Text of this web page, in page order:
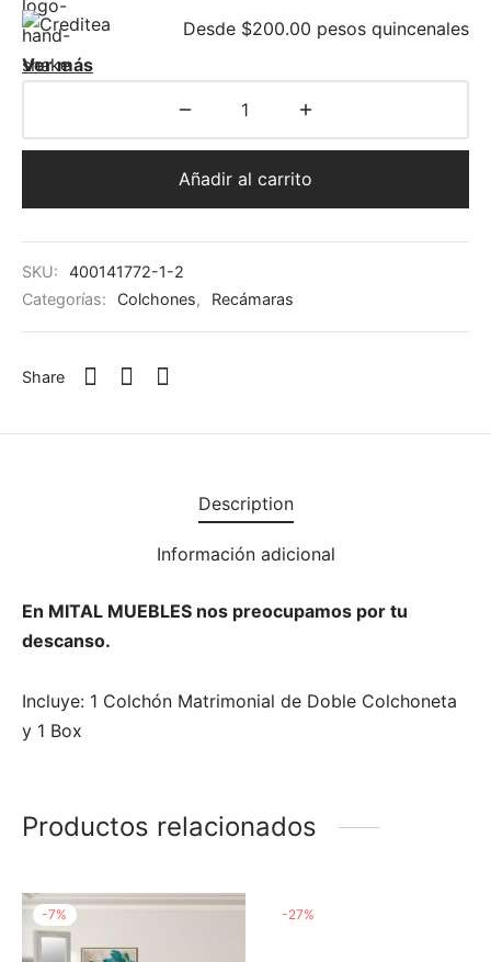
Desde $200.00 pesos quincenales
Ver más
Añadir al carrito
SKU:
400141772-1-2
Categorías:
Colchones, Recámaras
Share
Description
Información adicional
En MITAL MUEBLES nos preocupamos por tu
descanso.
Incluye: 1 Colchón Matrimonial de Doble Colchoneta
y 1 Box
Productos relacionados
-7% -27%